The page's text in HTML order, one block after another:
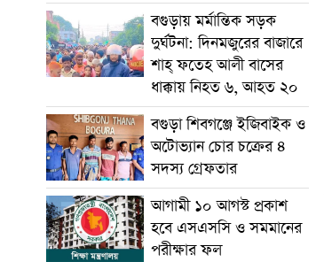
বগুড়ায় মর্মান্তিক সড়ক
দুর্ঘটনা: দিনমজুরের বাজারে
শাহ্ ফতেহ আলী বাসের
ধাক্কায় নিহত ৬, আহত ২০
বগুড়া শিবগঞ্জে ইজিবাইক ও
অটোভ্যান চোর চক্রের ৪
সদস্য গ্রেফতার
আগামী ১০ আগস্ট প্রকাশ
হবে এসএসসি ও সমমানের
পরীক্ষার ফল